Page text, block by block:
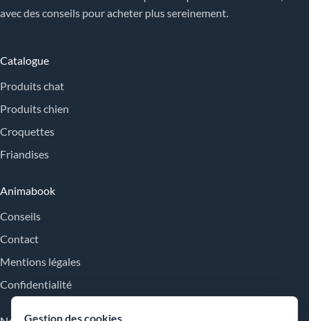
avec des conseils pour acheter plus sereinement.
Catalogue
Produits chat
Produits chien
Croquettes
Friandises
Animabook
Conseils
Contact
Mentions légales
Confidentialité
Gestion des cookies